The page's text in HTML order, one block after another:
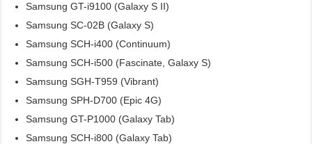
Samsung GT-i9100 (Galaxy S II)
Samsung SC-02B (Galaxy S)
Samsung SCH-i400 (Continuum)
Samsung SCH-i500 (Fascinate, Galaxy S)
Samsung SGH-T959 (Vibrant)
Samsung SPH-D700 (Epic 4G)
Samsung GT-P1000 (Galaxy Tab)
Samsung SCH-i800 (Galaxy Tab)